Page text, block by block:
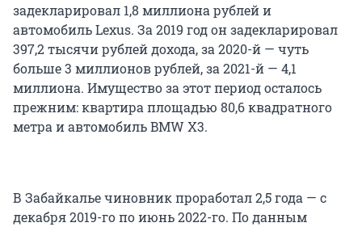
задекларировал 1,8 миллиона рублей и
автомобиль Lexus. За 2019 год он задекларировал
397,2 тысячи рублей дохода, за 2020-й — чуть
больше 3 миллионов рублей, за 2021-й — 4,1
миллиона. Имущество за этот период осталось
прежним: квартира площадью 80,6 квадратного
метра и автомобиль BMW X3.
В Забайкалье чиновник проработал 2,5 года — с
декабря 2019-го по июнь 2022-го. По данным